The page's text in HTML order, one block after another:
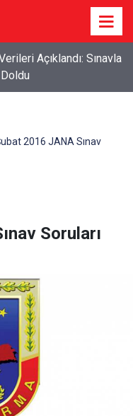
Her 10 Öğrenciden
Yerleşti
2016 JANA Sınav
Soruları